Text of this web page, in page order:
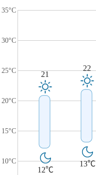
35°C
30°C
25°C
20°C
15°C
10°C
21
12℃
22
13℃